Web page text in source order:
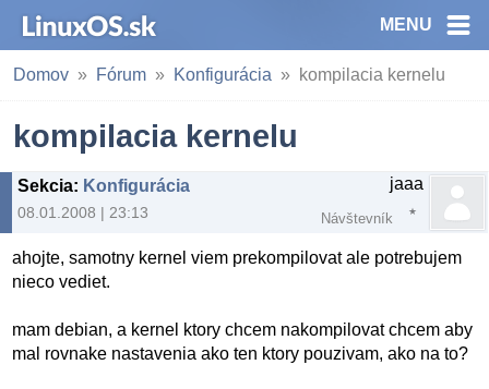
MENU
Domov Fórum Konfigurácia kompilacia kernelu
kompilacia kernelu
Sekcia: Konfigurácia
08.01.2008 | 23:13
jaaa
Návštevník
ahojte, samotny kernel viem prekompilovat ale potrebujem
nieco vediet.
mam debian, a kernel ktory chcem nakompilovat chcem aby
mal rovnake nastavenia ako ten ktory pouzivam, ako na to?